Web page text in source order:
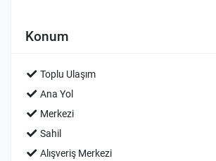
Konum
Toplu Ulaşım
Ana Yol
Merkezi
Sahil
Alışveriş Merkezi